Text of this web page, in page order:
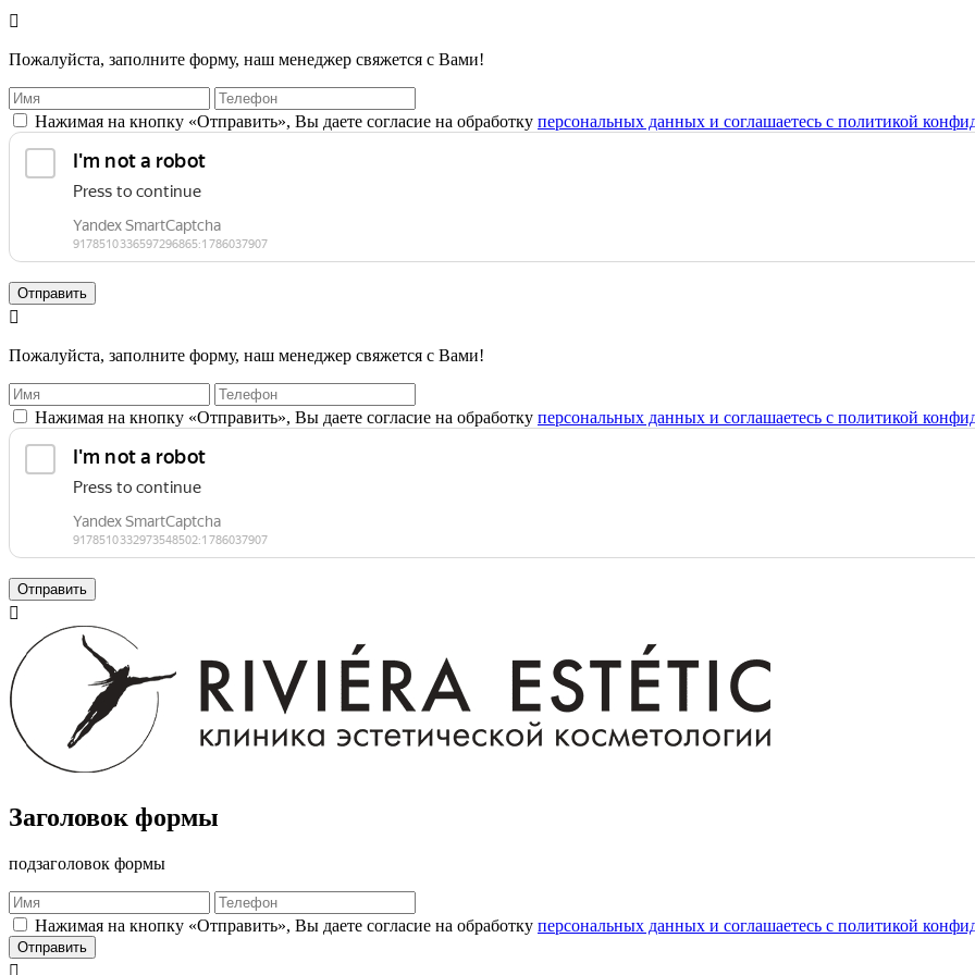

Пожалуйста, заполните форму, наш менеджер свяжется с Вами!
Нажимая на кнопку «Отправить», Вы даете согласие на обработку персональных данных и соглашаетесь с политикой
Отправить

Пожалуйста, заполните форму, наш менеджер свяжется с Вами!
Нажимая на кнопку «Отправить», Вы даете согласие на обработку персональных данных и соглашаетесь с политикой
Отправить

Заголовок формы
подзаголовок формы
Нажимая на кнопку «Отправить», Вы даете согласие на обработку персональных данных и соглашаетесь с политикой
Отправить
